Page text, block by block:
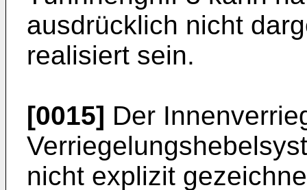
ausdrücklich nicht
realisiert sein.
[0015] Der
nicht explizit